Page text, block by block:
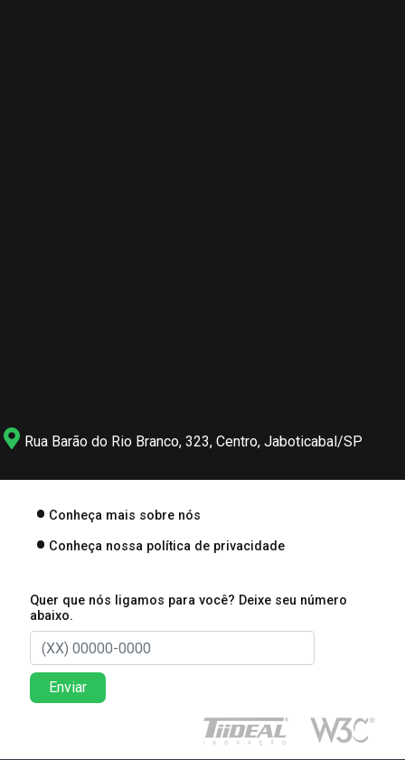
Rua Barão do Rio Branco, 323, Centro, Jaboticabal/SP
Conheça mais sobre nós
Conheça nossa política de privacidade
Quer que nós ligamos para você? Deixe seu número
abaixo.
Enviar